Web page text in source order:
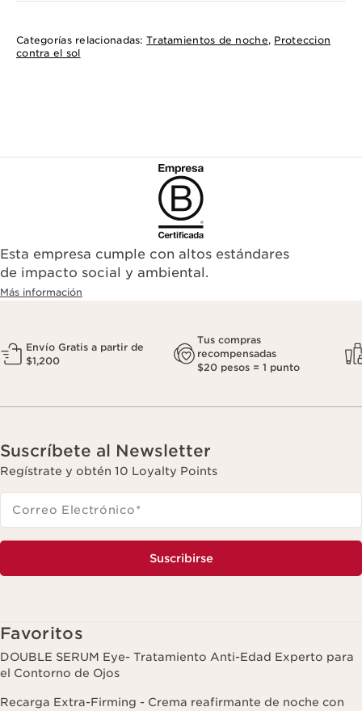
Categorías relacionadas: Tratamientos de noche, Proteccion
contra el sol
Esta empresa cumple con altos estándares
de impacto social y ambiental.
Más información
Envío Gratis a partir de
$1,200
Tus compras
recompensadas
$20 pesos = 1 punto
Suscríbete al Newsletter
Regístrate y obtén 10 Loyalty Points
Correo Electrónico*
Suscribirse
Favoritos
DOUBLE SERUM Eye- Tratamiento Anti-Edad Experto para
el Contorno de Ojos
Recarga Extra-Firming - Crema reafirmante de noche con